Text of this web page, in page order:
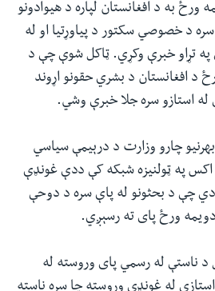
به د افغانستان لپاره د هیوادونو
د خصوصي سکتور د پیاوړتیا او له
په تړاو خبرې وکړي. ټاکل شوې چې د
د افغانستان د بشري‌ حقونو اړوند
له استازو سره جلا خبرې وشي.
چارو وزارت د درېیمې سیاسي
په ټولنیزه شبکه کې ددې غونډې
چې د بحثونو له پاې سره د دوحې
ورځ پای ته رسېږي.
د ناستې له رسمي پای وروسته له
له غونډې وروسته چا سره ناسته